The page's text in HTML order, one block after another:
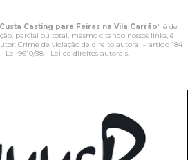
Casting para Feiras na Vila Carrão" é de
parcial ou total, mesmo citando nossos links, é
Crime de violação de direito autoral – artigo 184
Lei 9610/98 - Lei de direitos autorais.